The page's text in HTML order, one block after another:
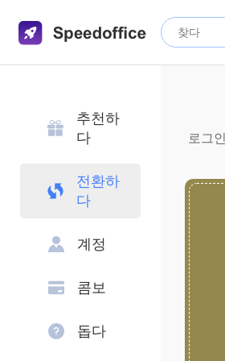
추천하
다
전환하
다
계정
콤보
돕다
로그